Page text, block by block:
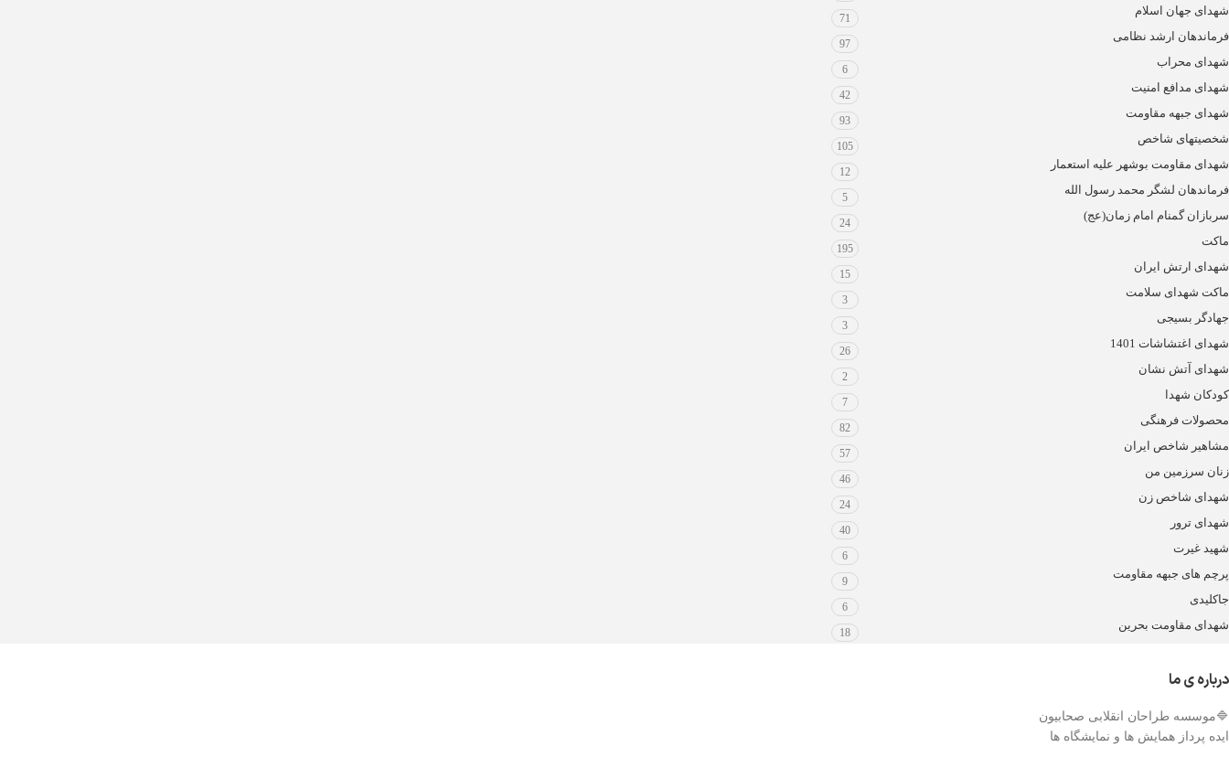
شهدای جهان اسلام
71
فرماندهان ارشد نظامی
97
شهدای محراب
6
شهدای مدافع امنیت
42
شهدای جبهه مقاومت
93
شخصیتهای شاخص
105
شهدای مقاومت بوشهر علیه استعمار
12
فرماندهان لشگر محمد رسول الله
5
سربازان گمنام امام زمان(عج)
24
ماکت
195
شهدای ارتش ایران
15
ماکت شهدای سلامت
3
جهادگر بسیجی
3
شهدای اغتشاشات 1401
26
شهدای آتش نشان
2
کودکان شهدا
7
محصولات فرهنگی
82
مشاهیر شاخص ایران
57
زنان سرزمین من
46
شهدای شاخص زن
24
شهدای ترور
40
شهید غیرت
6
پرچم های جبهه مقاومت
9
جاکلیدی
6
شهدای مقاومت بحرین
18
درباره ی ما
🔷موسسه طراحان انقلابی صحابیون
ایده پرداز همایش ها و نمایشگاه ها